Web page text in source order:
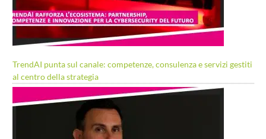
TrendAI punta sul canale: competenze, consulenza e servizi gestiti
al centro della strategia